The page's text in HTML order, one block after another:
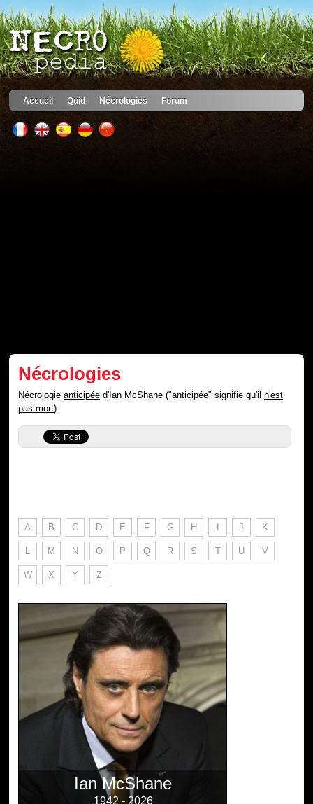
Accueil Quid Nécrologies Forum
Nécrologies
Nécrologieanticipée d'Ian McShane ("anticipée" signifie qu'iln'est
pas mort).
A B C D E F G H I J K
L M N O P Q R S T U V
W X Y Z
Ian McShane
1942 - 2026